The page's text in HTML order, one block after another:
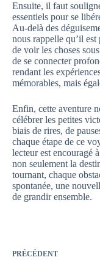
Ensuite, il faut
essentiels pour se
Au-delà des
nous rappelle qu’il
de voir les choses
de se connecter
rendant les
mémorables, mais
Enfin, cette aventure
célébrer les petites
biais de rires, de
chaque étape de ce
lecteur est encouragé
non seulement la
tournant, chaque
spontanée, une
de grandir ensemble.
PRÉCÉDENT